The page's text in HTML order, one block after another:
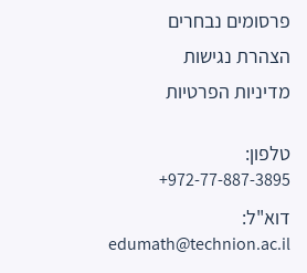
פרסומים נבחרים
הצהרת נגישות
מדיניות הפרטיות
טלפון:
972-77-887-3895+
דוא"ל:
edumath@technion.ac.il